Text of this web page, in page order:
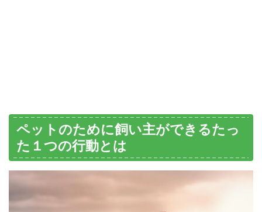
ペットのために飼い主ができるたっ
た１つの行動とは